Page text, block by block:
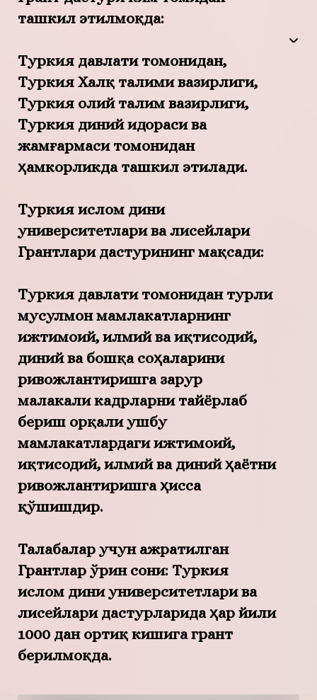
ташкил этилмоқда:
Туркия давлати томонидан,
Туркия Халқ талими вазирлиги,
Туркия олий талим вазирлиги,
Туркия диний идораси ва
жамғармаси томонидан
ҳамкорликда ташкил этилади.
Туркия ислом дини
университетлари ва лисейлари
Грантлари дастурининг мақсади:
Туркия давлати томонидан турли
мусулмон мамлакатларнинг
ижтимоий, илмий ва иқтисодий,
диний ва бошқа соҳаларини
ривожлантиришга зарур
малакали кадрларни тайёрлаб
бериш орқали ушбу
мамлакатлардаги ижтимоий,
иқтисодий, илмий ва диний ҳаётни
ривожлантиришга ҳисса
қўшишдир.
Талабалар учун ажратилган
Грантлар ўрин сони: Туркия
ислом дини университетлари ва
лисейлари дастурларида ҳар йили
1000 дан ортиқ кишига грант
берилмоқда.